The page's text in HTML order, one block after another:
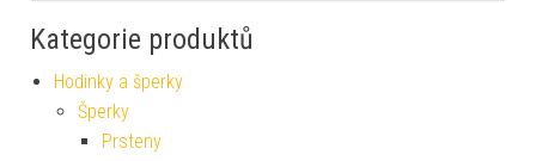
Kategorie produktů
Hodinky a šperky
Šperky
Prsteny